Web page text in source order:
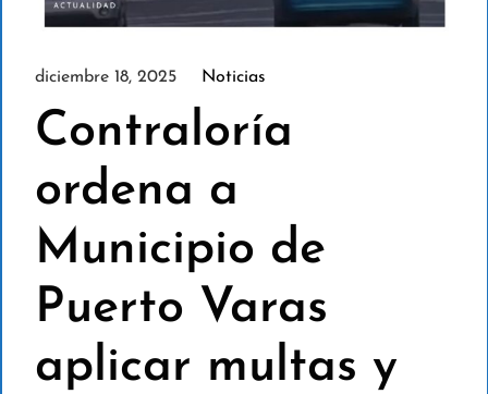
diciembre 18, 2025 Noticias
Contraloría
ordena a
Municipio de
Puerto Varas
aplicar multas y